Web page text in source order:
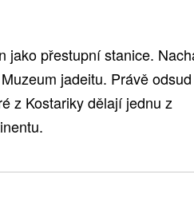
jako přestupní stanice.
jadeitu. Právě
z Kostariky dělají jednu z